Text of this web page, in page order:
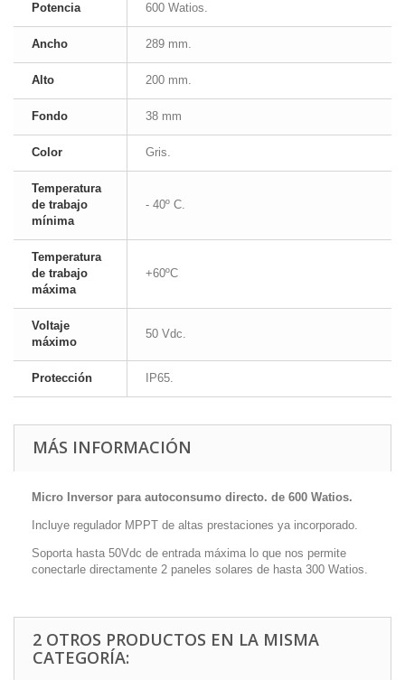
Potencia 600 Watios.
Ancho 289 mm.
Alto 200 mm.
Fondo 38 mm
Color Gris.
Temperatura
de trabajo
mínima
- 40º C.
Temperatura
de trabajo
máxima
+60ºC
Voltaje
máximo
50 Vdc.
Protección IP65.
MÁS INFORMACIÓN
Micro Inversor para autoconsumo directo. de 600 Watios.
Incluye regulador MPPT de altas prestaciones ya incorporado.
Soporta hasta 50Vdc de entrada máxima lo que nos permite
conectarle directamente 2 paneles solares de hasta 300 Watios.
2 OTROS PRODUCTOS EN LA MISMA
CATEGORÍA: